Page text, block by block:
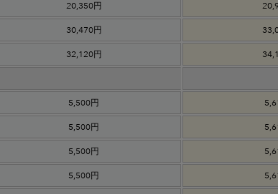
20,350円
30,470円
32,120円
5,500円
5,500円
5,500円
5,500円